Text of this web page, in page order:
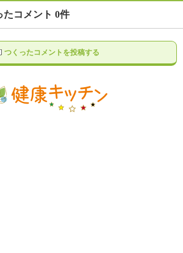
たコメント 0件
つくったコメントを投稿する